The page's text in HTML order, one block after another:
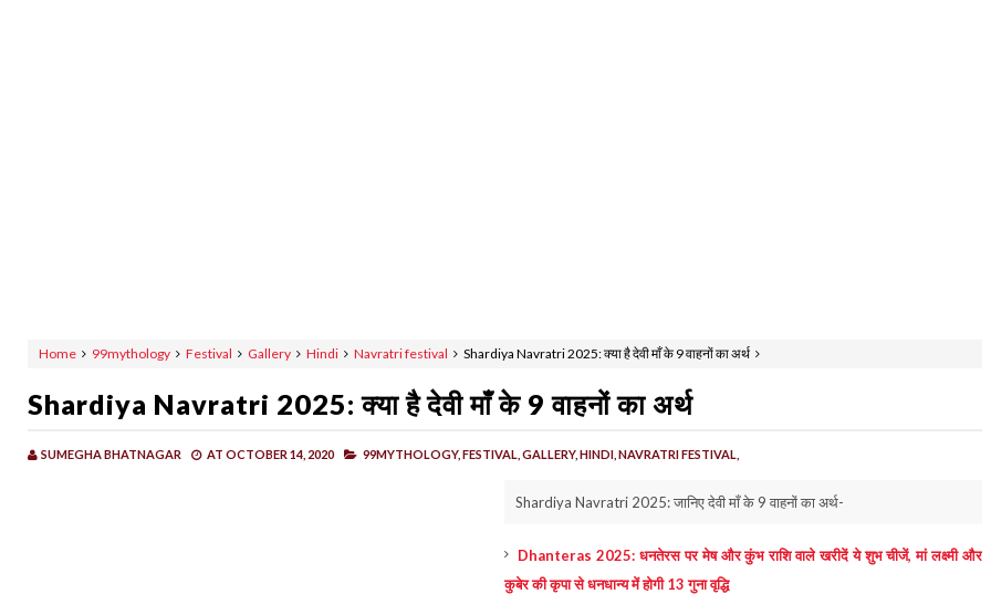
Home 99mythology Festival Gallery Hindi Navratri festival Shardiya Navratri 2025: क्या है देवी माँ के 9 वाहनों का अर्थ
Shardiya Navratri 2025: क्या है देवी माँ के 9 वाहनों का अर्थ
SUMEGHA BHATNAGAR AT OCTOBER 14, 2020 99MYTHOLOGY, FESTIVAL, GALLERY, HINDI, NAVRATRI FESTIVAL,
Shardiya Navratri 2025: जानिए देवी माँ के 9 वाहनों का अर्थ-
Dhanteras 2025: धनतेरस पर मेष और कुंभ राशि वाले खरीदें ये शुभ चीजें, मां लक्ष्मी और
कुबेर की कृपा से धनधान्य में होगी 13 गुना वृद्धि